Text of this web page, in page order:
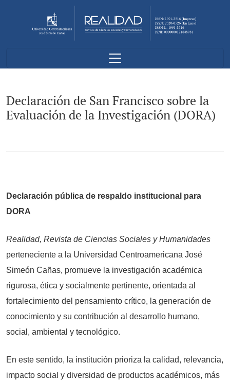
Declaración de San Francisco sobre la
Declaración de San Francisco sobre la
Evaluación de la Investigación (DORA)
Declaración pública de respaldo institucional para
DORA
Realidad, Revista de Ciencias Sociales y Humanidades
perteneciente a la Universidad Centroamericana José
Simeón Cañas, promueve la investigación académica
rigurosa, ética y socialmente pertinente, orientada al
fortalecimiento del pensamiento crítico, la generación de
conocimiento y su contribución al desarrollo humano,
social, ambiental y tecnológico.
En este sentido, la institución prioriza la calidad, relevancia,
impacto social y diversidad de productos académicos, más